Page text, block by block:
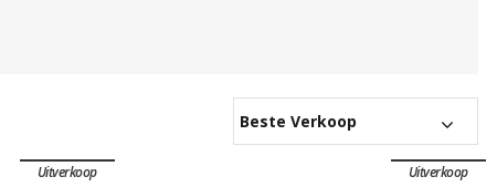
Beste Verkoop
Uitverkoop Uitverkoop